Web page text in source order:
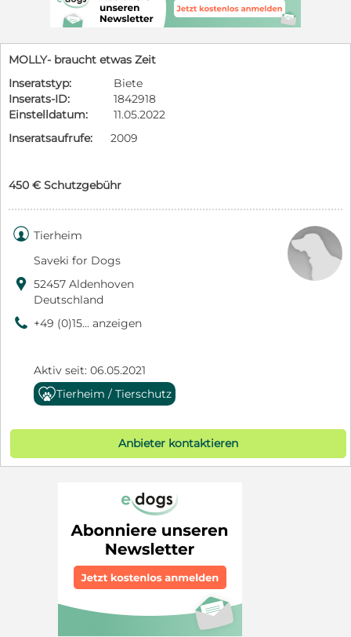
MOLLY- braucht etwas Zeit
Inseratstyp:
Biete
Inserats-ID:
1842918
Einstelldatum:
11.05.2022
Inseratsaufrufe:
2009
450 € Schutzgebühr
 Tierheim
Saveki for Dogs
 52457 Aldenhoven
Deutschland
9 +49 (0)15... anzeigen
Aktiv seit: 06.05.2021
Tierheim / Tierschutz
Anbieter kontaktieren